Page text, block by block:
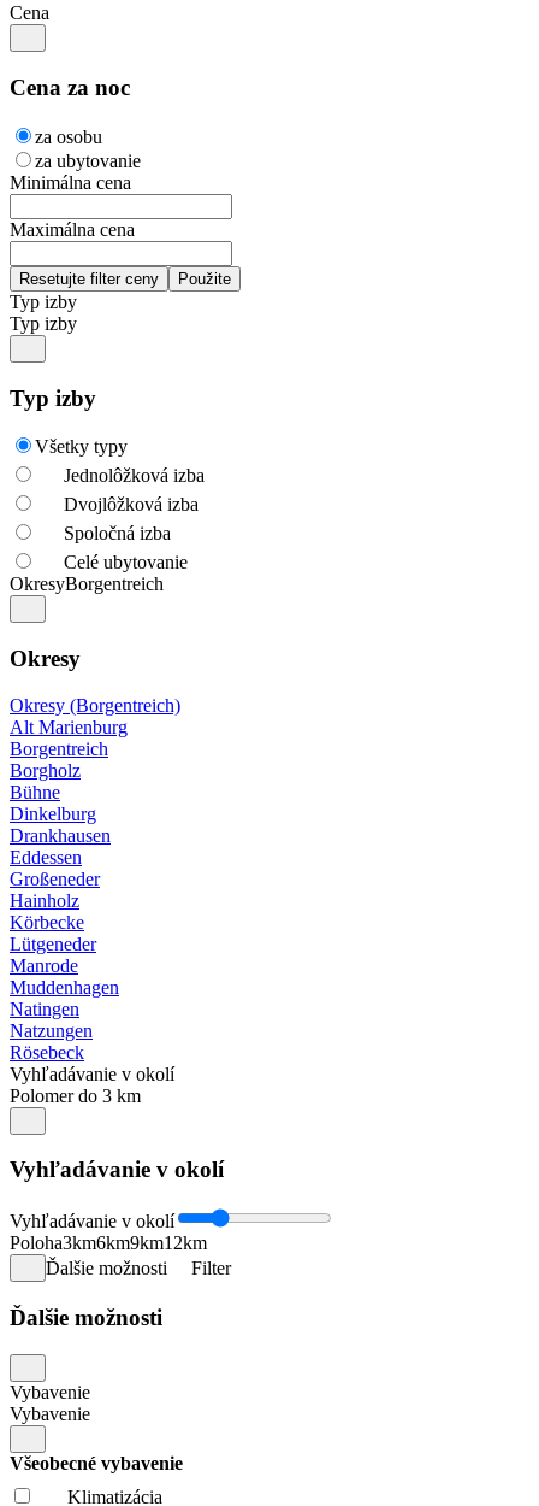
Cena
Cena za noc
za osobu
za ubytovanie
Minimálna cena
Maximálna cena
Typ izby
Typ izby
Typ izby
Všetky typy
Jednolôžková izba
Dvojlôžková izba
Spoločná izba
Celé ubytovanie
OkresyBorgentreich
Okresy
Okresy (Borgentreich)
Alt Marienburg
Borgentreich
Borgholz
Bühne
Dinkelburg
Drankhausen
Eddessen
Großeneder
Hainholz
Körbecke
Lütgeneder
Manrode
Muddenhagen
Natingen
Natzungen
Rösebeck
Vyhľadávanie v okolí
Polomer do 3 km
Vyhľadávanie v okolí
Vyhľadávanie v okolí
Poloha3km6km9km12km
Ďalšie možnosti
Filter
Ďalšie možnosti
Vybavenie
Vybavenie
Všeobecné vybavenie
Klimatizácia